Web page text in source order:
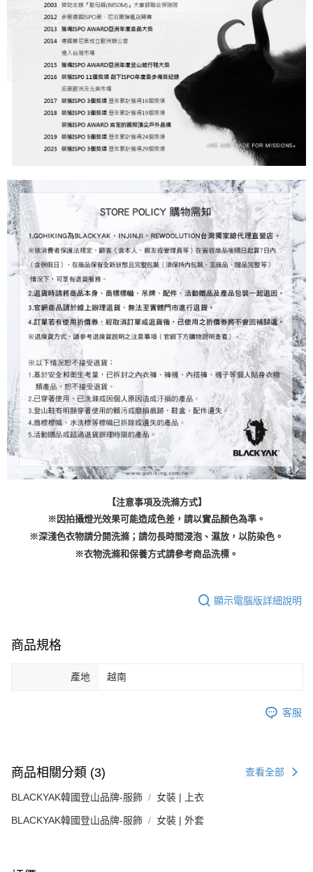
【注意事項及洗滌方式】
※因拍攝燈光效果可能造成色差，請以實品顏色為準。
※深淺色衣物請分開洗滌；請勿長時間浸泡、濕放，以防染色。
※衣物洗滌和保養方式請參考商品洗標。
顯示電腦版詳細說明
商品規格
產地 越南
客服
商品相關分類 (3) 查看全部
BLACKYAK韓國登山品牌-服飾 女裝 | 上衣
BLACKYAK韓國登山品牌-服飾 女裝 | 外套